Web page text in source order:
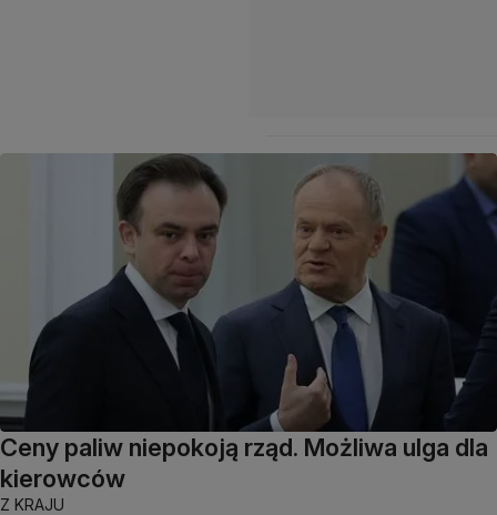
Ceny paliw niepokoją rząd. Możliwa ulga dla
kierowców
Z KRAJU